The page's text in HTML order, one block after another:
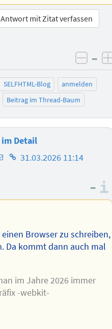
Antwort mit Zitat verfassen
–
SELFHTML-Blog
anmelden
Beitrag im Thread-Baum
Detail
Homepage
31.03.2026 11:14
–
Browser zu schreiben,
Da kommt dann auch mal
im Jahre 2026 immer
-webkit-